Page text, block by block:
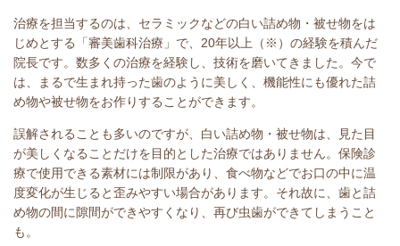
治療を担当するのは、セラミックなどの白い詰め物・被せ物をは
じめとする「審美歯科治療」で、20年以上（※）の経験を積んだ
院長です。数多くの治療を経験し、技術を磨いてきました。今で
は、まるで生まれ持った歯のように美しく、機能性にも優れた詰
め物や被せ物をお作りすることができます。
誤解されることも多いのですが、白い詰め物・被せ物は、見た目
が美しくなることだけを目的とした治療ではありません。保険診
療で使用できる素材には制限があり、食べ物などでお口の中に温
度変化が生じると歪みやすい場合があります。それ故に、歯と詰
め物の間に隙間ができやすくなり、再び虫歯ができてしまうこと
も。